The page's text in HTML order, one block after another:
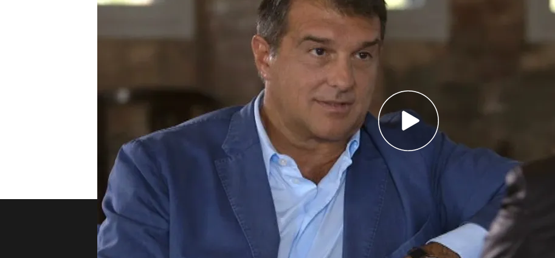
El expresidente del Fútbol Club Barcelona, se sienta en el sofá más
famoso de la televisión semanas antes de las elecciones a la presidencia
del club. Además, el bodeguero riojano Álvaro Palacios charlará con Pepa
sobre el aire snob del vino. Domingo a las 21.30 h. en Cuatro
Viajando con Chester Promos
Nosotros Corporativo Programas Más de Mediaset